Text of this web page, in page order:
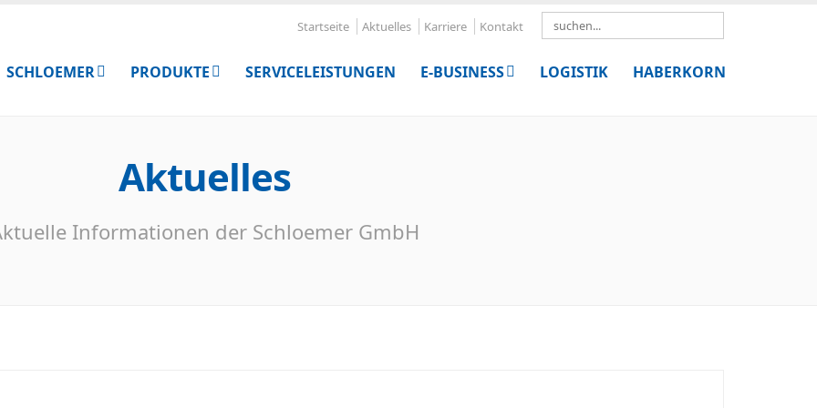
Startseite Aktuelles Karriere Kontakt
SCHLOEMER PRODUKTE SERVICELEISTUNGEN E-BUSINESS LOGISTIK HABERKORN
Aktuelles
Informationen der Schloemer GmbH